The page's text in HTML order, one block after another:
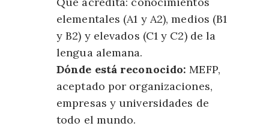
elementales (A1 y A2), medios (B1
y B2) y elevados (C1 y C2) de la
lengua alemana.
Dónde está reconocido: MEFP,
aceptado por organizaciones,
empresas y universidades de
todo el mundo.